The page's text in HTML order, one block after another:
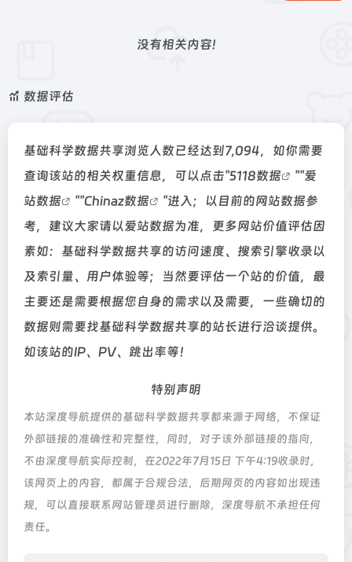
没有相关内容!
数据评估
基础科学数据共享浏览人数已经达到7,094，如你需要
查询该站的相关权重信息，可以点击"5118数据 ""爱
站数据
""Chinaz数据
"进入；以目前的网站数据参
考，建议大家请以爱站数据为准，更多网站价值评估因
素如：基础科学数据共享的访问速度、搜索引擎收录以
及索引量、用户体验等；当然要评估一个站的价值，最
主要还是需要根据您自身的需求以及需要，一些确切的
数据则需要找基础科学数据共享的站长进行洽谈提供。
如该站的IP、PV、跳出率等！
特别声明
本站深度导航提供的基础科学数据共享都来源于网络，不保证
外部链接的准确性和完整性，同时，对于该外部链接的指向，
不由深度导航实际控制，在2022年7月15日 下午4:19收录时，
该网页上的内容，都属于合规合法，后期网页的内容如出现违
规，可以直接联系网站管理员进行删除，深度导航不承担任何
责任。